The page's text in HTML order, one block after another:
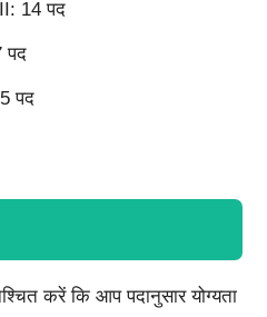
14 पद
पद
पद
करें कि आप पदानुसार योग्यता